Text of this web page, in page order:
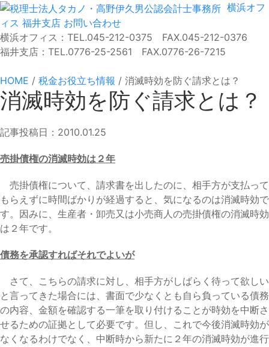
横浜オフ
ィス 福井支店 お問い合わせ
横浜オフィス：TEL.045-212-0375 FAX.045-212-0376
福井支店：TEL.0776-25-2561 FAX.0776-26-7215
HOME / 税金お役立ち情報 / 消滅時効を防ぐ請求とは？
消滅時効を防ぐ請求とは？
記事投稿日：2010.01.25
売掛債権の消滅時効は２年
売掛債権について、請求書を出したのに、相手方が支払って
もらえずに時間ばかりが経過すると、気になるのは消滅時効で
す。因みに、生産者・卸売又は小売商人の売掛債権の消滅時効
は２年です。
債務を承認すればそれでよいが
さて、こちらの請求に対し、相手方がしばらく待って欲しい
と言ってきた場合には、書面で少なくとも自ら負っている債務
の内容、金額を確認する一筆を取り付けることが時効を中断さ
せるための証拠として必要です。但し、これで今後消滅時効が
なくなるわけでなく、中断時から新たに２年の消滅時効が進行